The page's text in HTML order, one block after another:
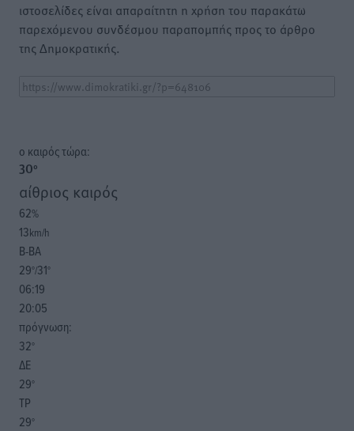
ιστοσελίδες είναι απαραίτητη η χρήση του παρακάτω
παρεχόμενου συνδέσμου παραπομπής προς το άρθρο
της Δημοκρατικής.
o καιρός τώρα:
30°
αίθριος καιρός
62%
13km/h
Β-ΒΑ
29°/31°
06:19
20:05
πρόγνωση:
32°
ΔΕ
29°
ΤΡ
29°